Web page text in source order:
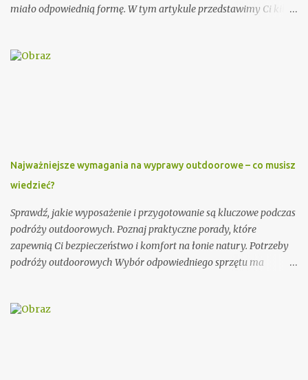
miało odpowiednią formę. W tym artykule przedstawimy Ci kilka
zaproszenia dla księdza warto pamiętać o kilku ważnych
zapraszany. Dobrze jest podać także godzinę rozpoczęcia i
zakończenia ceremonii, aby ksiądz wiedział, jak długo trwać
będzie jego obecność. Dodatkowo, warto zawrzeć informację na
temat planowanego poczęstunku po uroczystości. Przykładowe
zaproszenie: Szanowny Księże, Zwracamy się ...
Najważniejsze wymagania na wyprawy outdoorowe – co musisz
wiedzieć?
Sprawdź, jakie wyposażenie i przygotowanie są kluczowe podczas
podróży outdoorowych. Poznaj praktyczne porady, które
zapewnią Ci bezpieczeństwo i komfort na łonie natury. Potrzeby
podróży outdoorowych Wybór odpowiedniego sprzętu ma
Niezawodny namiot, ciepły śpiwór i solidne buty trekkingowe to